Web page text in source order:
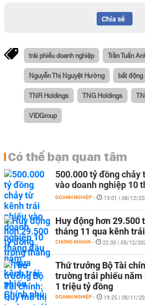
Chia sẻ
trái phiếu doanh nghiệp Trần Tuấn
Nguyễn Thị Nguyệt Hường bất động
TNR Holdings TNG Holdings
VIDGroup
Có thể bạn quan tâm
500.000 tỷ đồng
vào doanh nghiệp 10
DOANH NGHIỆP - 13:01 | 08/12/
Huy động hơn 29.500
tháng 11 qua kênh
CHỨNG KHOÁN - 22:00 | 05/12/
Thứ trưởng Bộ Tài
trường trái phiếu năm
1 triệu tỷ đồng
DOANH NGHIỆP - 19:25 | 08/11/